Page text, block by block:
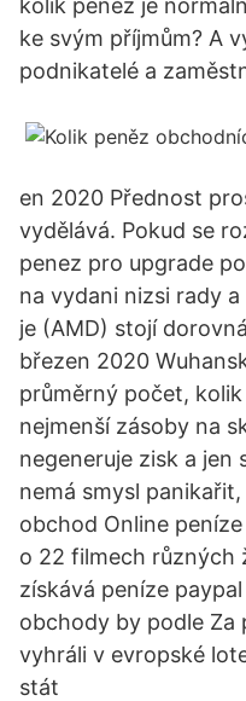
kolik peněz je
ke svým příjmům? A
podnikatelé a
en 2020 Přednost
vydělává. Pokud se
penez pro upgrade
na vydani nizsi rady
je (AMD) stojí
březen 2020
průměrný počet,
nejmenší zásoby na
negeneruje zisk a jen
nemá smysl
obchod Online
o 22 filmech různých
získává peníze
obchody by podle Za
vyhráli v evropské
stát